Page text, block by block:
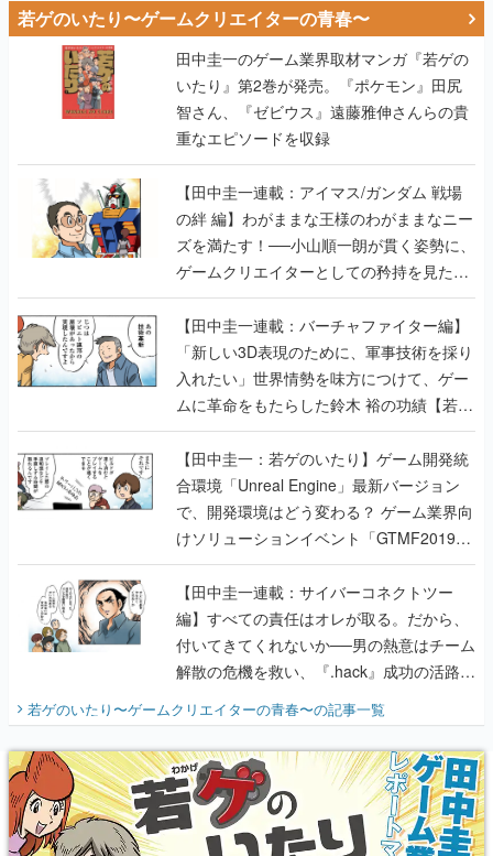
若ゲのいたり〜ゲームクリエイターの青春〜
田中圭一のゲーム業界取材マンガ『若ゲの
いたり』第2巻が発売。『ポケモン』田尻
智さん、『ゼビウス』遠藤雅伸さんらの貴
重なエピソードを収録
【田中圭一連載：アイマス/ガンダム 戦場
の絆 編】わがままな王様のわがままなニー
ズを満たす！──小山順一朗が貫く姿勢に、
ゲームクリエイターとしての矜持を見た
【若ゲのいたり最終回】
【田中圭一連載：バーチャファイター編】
「新しい3D表現のために、軍事技術を採り
入れたい」世界情勢を味方につけて、ゲー
ムに革命をもたらした鈴木 裕の功績【若ゲ
のいたり】
【田中圭一：若ゲのいたり】ゲーム開発統
合環境「Unreal Engine」最新バージョン
で、開発環境はどう変わる？ ゲーム業界向
けソリューションイベント「GTMF2019」
に行って、より理解を深めよう【PR】
【田中圭一連載：サイバーコネクトツー
編】すべての責任はオレが取る。だから、
付いてきてくれないか──男の熱意はチーム
解散の危機を救い、『.hack』成功の活路を
『少年ジャンプ』色だった【若ゲのいた
り】
若ゲのいたり〜ゲームクリエイターの青春〜の記事一覧